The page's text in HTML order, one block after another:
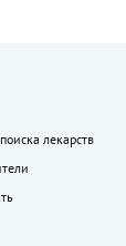
лекарств